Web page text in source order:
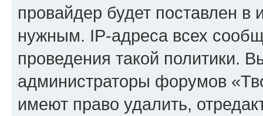
провайдер будет поставлен в
нужным. IP-адреса всех
проведения такой политики.
администраторы форумов
имеют право удалить,